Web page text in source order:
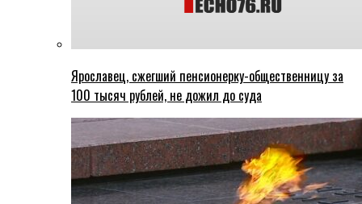
Ярославец, сжегший пенсионерку-общественницу за
100 тысяч рублей, не дожил до суда